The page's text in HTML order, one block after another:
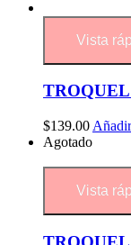
Vista
$139.00
Agotado
Vista